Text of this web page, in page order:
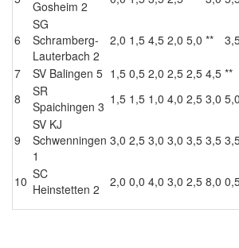
Gosheim 2
6
SG
Schramberg-
Lauterbach 2
2,0 1,5 4,5 2,0 5,0 **
7 SV Balingen 5 1,5 0,5 2,0 2,5 2,5 4,5 **
8
SR
Spaichingen 3 1,5 1,5 1,0 4,0 2,5 3,0 5,0
9
SV KJ
Schwenningen
1
3,0 2,5 3,0 3,0 3,5 3,5
10 SC
Heinstetten 2
2,0 0,0 4,0 3,0 2,5 8,0